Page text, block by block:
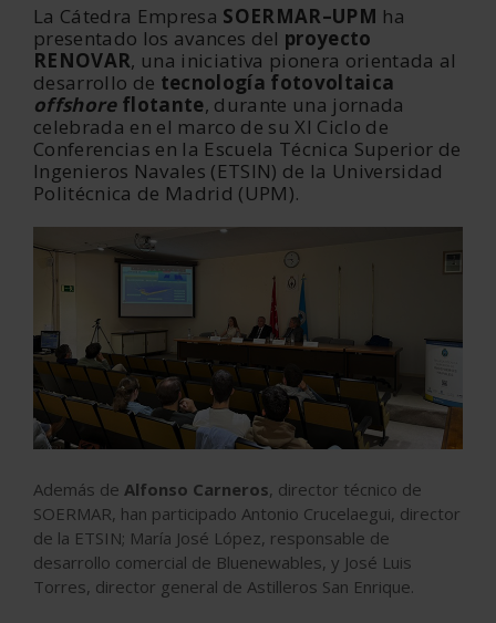
La Cátedra Empresa SOERMAR–UPM ha
presentado los avances del proyecto
RENOVAR, una iniciativa pionera orientada al
desarrollo de tecnología fotovoltaica
offshoreflotante, durante una jornada
celebrada en el marco de su XI Ciclo de
Conferencias en la Escuela Técnica Superior de
Ingenieros Navales (ETSIN) de la Universidad
Politécnica de Madrid (UPM).
Además de Alfonso Carneros, director técnico de
SOERMAR, han participado Antonio Crucelaegui, director
de la ETSIN; María José López, responsable de
desarrollo comercial de Bluenewables, y José Luis
Torres, director general de Astilleros San Enrique.